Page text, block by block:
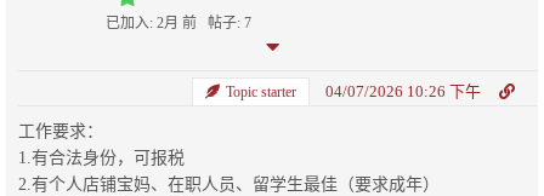
已加入: 2月 前 帖子: 7
Topic starter 04/07/2026 10:26 下午
工作要求：
1.有合法身份，可报税
2.有个人店铺宝妈、在职人员、留学生最佳（要求成年）